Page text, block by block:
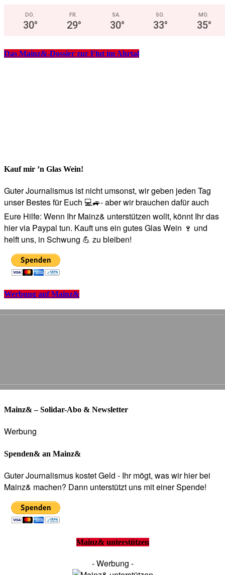
DO.
30°
FR.
29°
SA.
30°
SO.
33°
MO.
35°
Das Mainz&-Dossier zur Flut im Ahrtal
Kauf mir ’n Glas Wein!
Guter Journalismus ist nicht umsonst, wir geben jeden Tag
unser Bestes für Euch 💻🚙- aber wir brauchen dafür auch
Eure Hilfe: Wenn Ihr Mainz& unterstützen wollt, könnt Ihr das
hier via Paypal tun. Kauft uns ein gutes Glas Wein 🍷 und
helft uns, in Schwung 💪 zu bleiben!
Werbung auf Mainz&
Mainz& – Solidar-Abo & Newsletter
Werbung
Spenden& an Mainz&
Guter Journalismus kostet Geld - Ihr mögt, was wir hier bei
Mainz& machen? Dann unterstützt uns mit einer Spende!
Mainz& unterstützen
- Werbung -